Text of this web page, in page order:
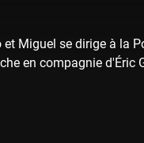
Miguel se dirige à la
en compagnie d'Éric